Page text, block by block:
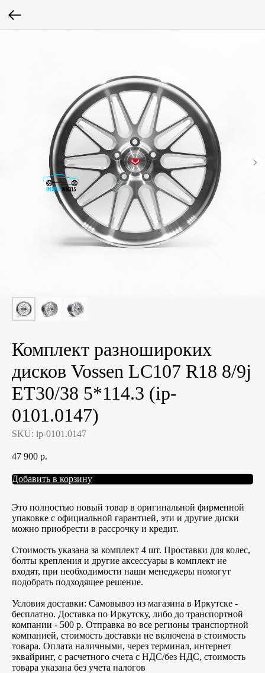
Комплект разношироких
дисков Vossen LC107 R18 8/9j
ET30/38 5*114.3 (ip-
0101.0147)
SKU: ip-0101.0147
47 900 р.
Добавить в корзину
Это полностью новый товар в оригинальной фирменной
упаковке с официальной гарантией, эти и другие диски
можно приобрести в рассрочку и кредит.
Стоимость указана за комплект 4 шт. Проставки для колес,
болты крепления и другие аксессуары в комплект не
входят, при необходимости наши менеджеры помогут
подобрать подходящее решение.
Условия доставки: Самовывоз из магазина в Иркутске -
бесплатно. Доставка по Иркутску, либо до транспортной
компании - 500 р. Отправка во все регионы транспортной
компанией, стоимость доставки не включена в стоимость
товара. Оплата наличными, через терминал, интернет
эквайринг, с расчетного счета с НДС/без НДС, стоимость
товара указана без учета налогов